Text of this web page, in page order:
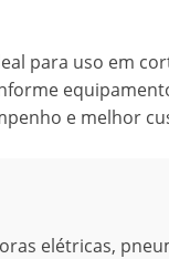
para uso em
e melhor
elétricas,